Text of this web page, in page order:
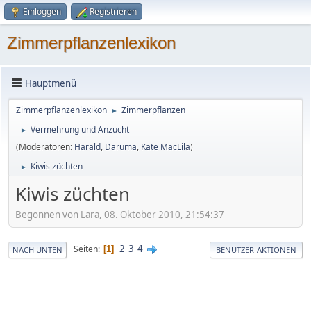
Einloggen Registrieren
Zimmerpflanzenlexikon
Hauptmenü
Zimmerpflanzenlexikon ► Zimmerpflanzen
►
Vermehrung und Anzucht
(Moderatoren: Harald, Daruma, Kate MacLila)
► Kiwis züchten
Kiwis züchten
Begonnen von Lara, 08. Oktober 2010, 21:54:37
NACH UNTEN Seiten 1 2 3 4 BENUTZER-AKTIONEN